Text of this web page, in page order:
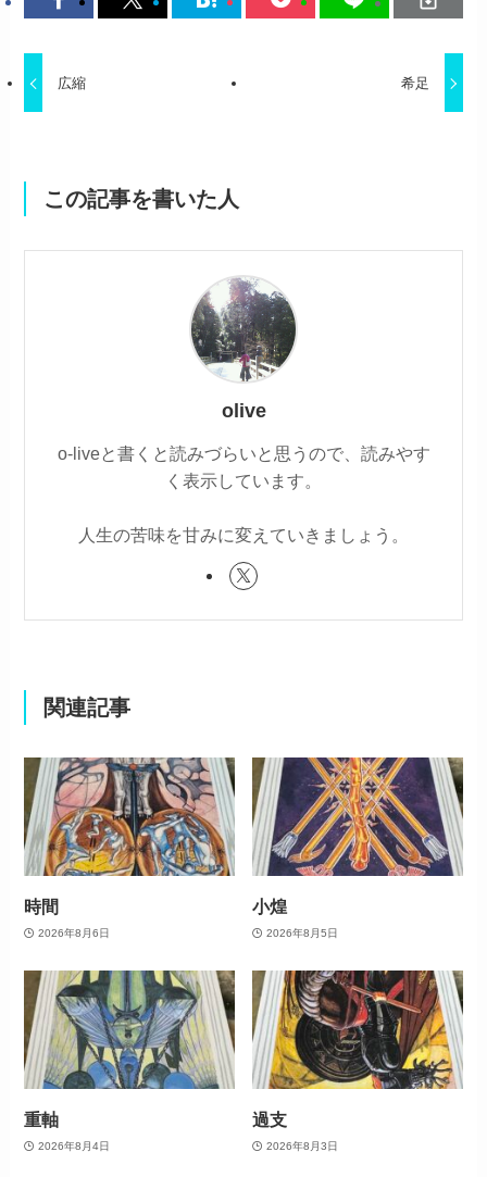
広縮 希足
この記事を書いた人
olive
o-liveと書くと読みづらいと思うので、読みやす
く表示しています。
人生の苦味を甘みに変えていきましょう。
関連記事
時間
2026年8月6日
小煌
2026年8月5日
重軸
2026年8月4日
過支
2026年8月3日